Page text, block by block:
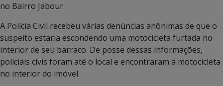
no Bairro Jabour.
A Polícia Civil recebeu várias denúncias anônimas de que o
suspeito estaria escondendo uma motocicleta furtada no
interior de seu barraco. De posse dessas informações,
policiais civis foram até o local e encontraram a motocicleta
no interior do imóvel.